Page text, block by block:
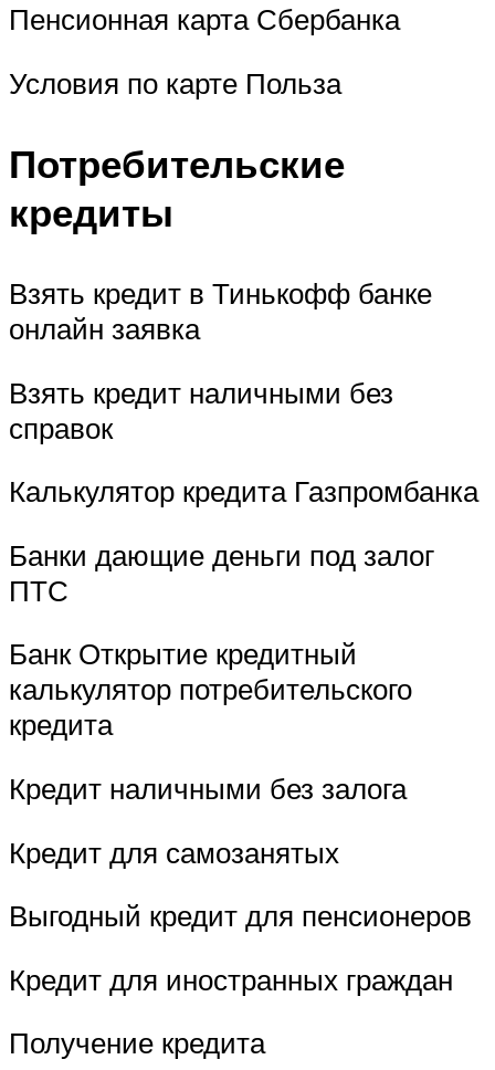
Пенсионная карта Сбербанка
Условия по карте Польза
Потребительские
кредиты
Взять кредит в Тинькофф банке
онлайн заявка
Взять кредит наличными без
справок
Калькулятор кредита Газпромбанка
Банки дающие деньги под залог
ПТС
Банк Открытие кредитный
калькулятор потребительского
кредита
Кредит наличными без залога
Кредит для самозанятых
Выгодный кредит для пенсионеров
Кредит для иностранных граждан
Получение кредита